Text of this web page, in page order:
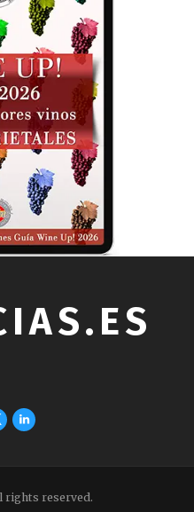
rights reserved.